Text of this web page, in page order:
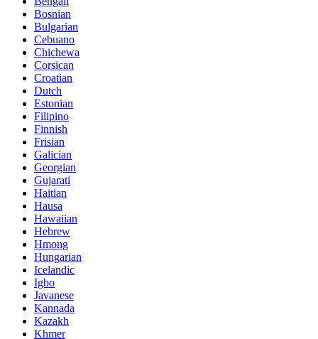
Bosnian
Bulgarian
Cebuano
Chichewa
Corsican
Croatian
Dutch
Estonian
Filipino
Finnish
Frisian
Galician
Georgian
Gujarati
Haitian
Hausa
Hawaiian
Hebrew
Hmong
Hungarian
Icelandic
Igbo
Javanese
Kannada
Kazakh
Khmer